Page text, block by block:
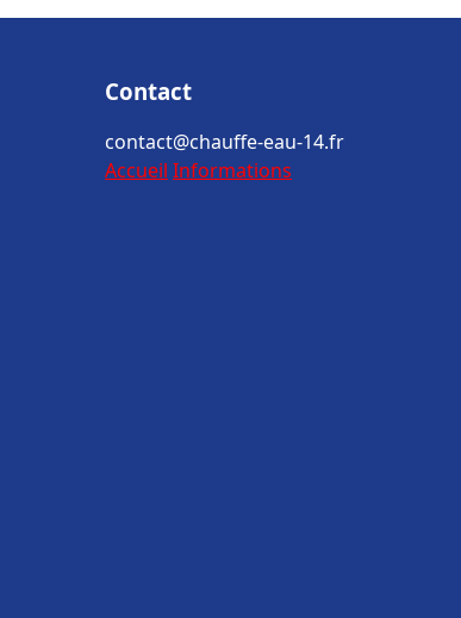
Contact
contact@chauffe-eau-14.fr
Accueil Informations